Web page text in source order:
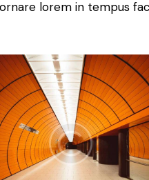
lorem in tempus